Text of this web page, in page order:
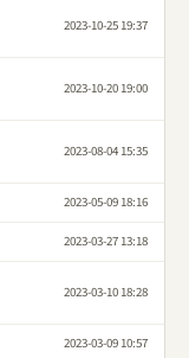
2023-10-25 19:37
2023-10-20 19:00
2023-08-04 15:35
2023-05-09 18:16
2023-03-27 13:18
2023-03-10 18:28
2023-03-09 10:57